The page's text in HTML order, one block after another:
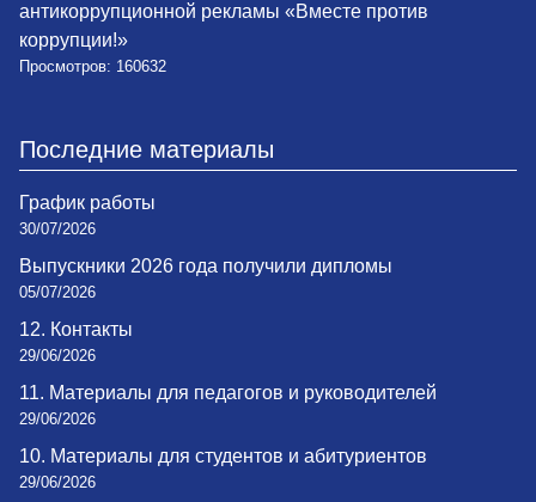
антикоррупционной рекламы «Вместе против
коррупции!»
Просмотров: 160632
Последние материалы
График работы
30/07/2026
Выпускники 2026 года получили дипломы
05/07/2026
12. Контакты
29/06/2026
11. Материалы для педагогов и руководителей
29/06/2026
10. Материалы для студентов и абитуриентов
29/06/2026